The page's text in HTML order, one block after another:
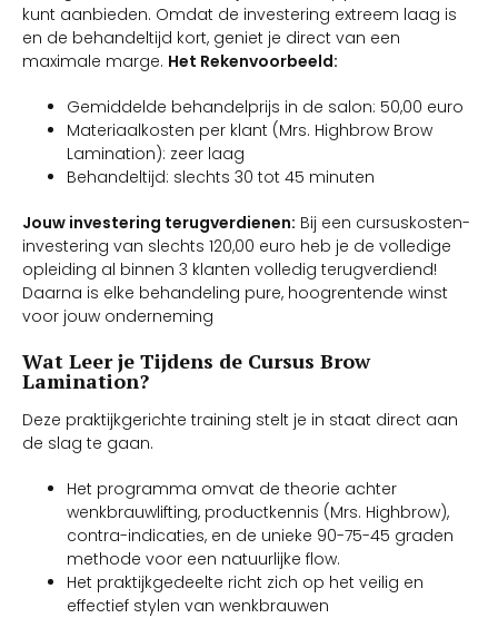
kunt aanbieden. Omdat de investering extreem laag is
en de behandeltijd kort, geniet je direct van een
maximale marge. Het Rekenvoorbeeld:
Gemiddelde behandelprijs in de salon: 50,00 euro
Materiaalkosten per klant (Mrs. Highbrow Brow
Lamination): zeer laag
Behandeltijd: slechts 30 tot 45 minuten
Jouw investering terugverdienen: Bij een cursuskosten-
investering van slechts 120,00 euro heb je de volledige
opleiding al binnen 3 klanten volledig terugverdiend!
Daarna is elke behandeling pure, hoogrentende winst
voor jouw onderneming
Wat Leer je Tijdens de Cursus Brow
Lamination?
Deze praktijkgerichte training stelt je in staat direct aan
de slag te gaan.
Het programma omvat de theorie achter
wenkbrauwlifting, productkennis (Mrs. Highbrow),
contra-indicaties, en de unieke 90-75-45 graden
methode voor een natuurlijke flow.
Het praktijkgedeelte richt zich op het veilig en
effectief stylen van wenkbrauwen